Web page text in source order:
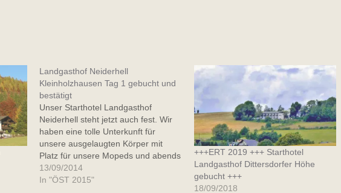
Landgasthof Neiderhell
Kleinholzhausen Tag 1 gebucht und
bestätigt
Unser Starthotel Landgasthof
Neiderhell steht jetzt auch fest. Wir
haben eine tolle Unterkunft für
unsere ausgelaugten Körper mit
Platz für unsere Mopeds und abends
ein 3-Gänge-Menü für unser Wohl.
Morgens geht es dann nach einem
13/09/2014
In "ÖST 2015"
+++ERT 2019 +++ Starthotel
Landgasthof Dittersdorfer Höhe
gebucht +++
18/09/2018